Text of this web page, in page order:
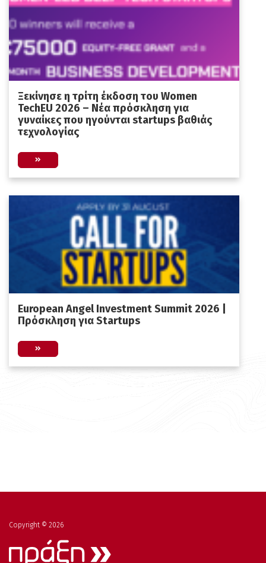
Ξεκίνησε η τρίτη έκδοση του Women
TechEU 2026 – Νέα πρόσκληση για
γυναίκες που ηγούνται startups βαθιάς
τεχνολογίας
European Angel Investment Summit 2026 |
Πρόσκληση για Startups
Copyright © 2026